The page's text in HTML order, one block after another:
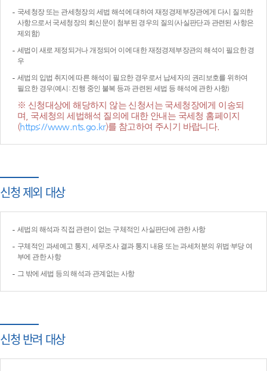
국세청장 또는 관세청장의 세법 해석에 대하여 재정경제부장관에게 다시 질의한
사항으로서 국세청장의 회신문이 첨부된 경우의 질의(사실판단과 관련된 사항은
제외함)
세법이 새로 제정되거나 개정되어 이에 대한 재정경제부장관의 해석이 필요한 경
우
세법의 입법 취지에 따른 해석이 필요한 경우로서 납세자의 권리보호를 위하여
필요한 경우(예시: 진행 중인 불복 등과 관련된 세법 등 해석에 관한 사항)
※ 신청대상에 해당하지 않는 신청서는 국세청장에게 이송되
며, 국세청의 세법해석 질의에 대한 안내는 국세청 홈페이지
(https://www.nts.go.kr)를 참고하여 주시기 바랍니다.
신청 제외 대상
세법의 해석과 직접 관련이 없는 구체적인 사실판단에 관한 사항
구체적인 과세예고 통지, 세무조사 결과 통지 내용 또는 과세처분의 위법·부당 여
부에 관한 사항
그 밖에 세법 등의 해석과 관계없는 사항
신청 반려 대상